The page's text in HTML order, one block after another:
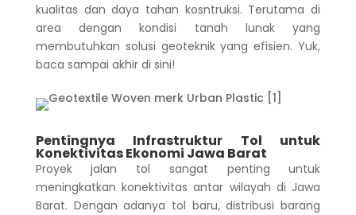
kualitas dan daya tahan kosntruksi. Terutama di
area dengan kondisi tanah lunak yang
membutuhkan solusi geoteknik yang efisien. Yuk,
baca sampai akhir di sini!
Pentingnya Infrastruktur Tol untuk
Konektivitas Ekonomi Jawa Barat
Proyek jalan tol sangat penting untuk
meningkatkan konektivitas antar wilayah di Jawa
Barat. Dengan adanya tol baru, distribusi barang